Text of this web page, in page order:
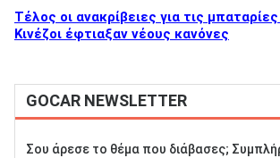
Τέλος οι ανακρίβειες για τις
Κινέζοι έφτιαξαν νέους κανόνες
GOCAR NEWSLETTER
Σου άρεσε το θέμα που διάβασες;